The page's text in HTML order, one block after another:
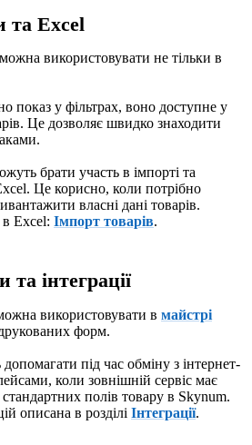
та Excel
використовувати не тільки в
показ у фільтрах, воно доступне у
Це дозволяє швидко знаходити
брати участь в імпорті та
Це корисно, коли потрібно
власні дані товарів.
Excel: Імпорт товарів.
інтеграції
використовувати в майстрі
форм.
під час обміну з інтернет-
коли зовнішній сервіс має
полів товару в Skynum.
описана в розділі Інтеграції.